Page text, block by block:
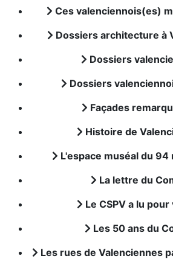
Ces valenciennois(es)
Dossiers architecture à
Dossiers
Dossiers
Façades
Histoire de
L'espace muséal du 94
La lettre du
Le CSPV a lu pour
Les 50 ans du
Les rues de Valenciennes